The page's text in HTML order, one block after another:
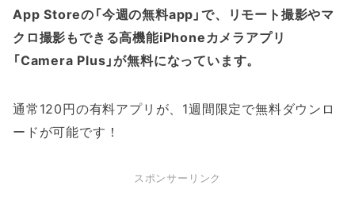
App Storeの「今週の無料app」で、リモート撮影やマ
クロ撮影もできる高機能iPhoneカメラアプリ
「Camera Plus」が無料になっています。
通常120円の有料アプリが、1週間限定で無料ダウンロ
ードが可能です！
スポンサーリンク